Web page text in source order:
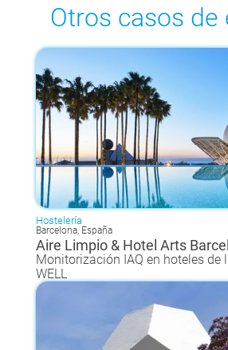
Otros casos de
Hostelería
Barcelona, España
Aire Limpio & Hotel Arts
Monitorización IAQ en hoteles de
WELL